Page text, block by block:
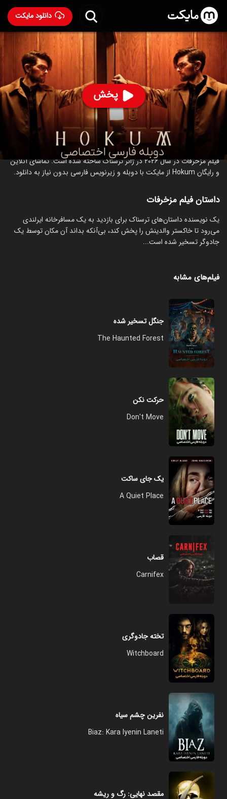
دانلود مایکت
پخش
فیلم مزخرفات با دوبله فارسی - Hokum 2026
۳۸ 75%
ساخت ایرلند سال 2026
رده سنی ۱۸+
ترسناک
درباره فیلم مزخرفات
فیلم مزخرفات در سال 2026 در ژانر ترسناک ساخته شده است. تماشای آنلاین
و رایگان Hokum از مایکت با دوبله و زیرنویس فارسی بدون نیاز به دانلود.
داستان فیلم مزخرفات
‏یک نویسنده داستان‌های ترسناک برای بازدید به یک مسافرخانه ایرلندی
می‌رود تا خاکستر والدینش را پخش کند، بی‌آنکه بداند آن مکان توسط یک
جادوگر تسخیر شده است...
فیلم‌های مشابه
جنگل تسخیر شده
The Haunted Forest
حرکت نکن
Don't Move
یک جای ساکت
A Quiet Place
قصاب
Carnifex
تخته جادوگری
Witchboard
نفرین چشم سیاه
Biaz: Kara Iyenin Laneti
مقصد نهایی: رگ و ریشه